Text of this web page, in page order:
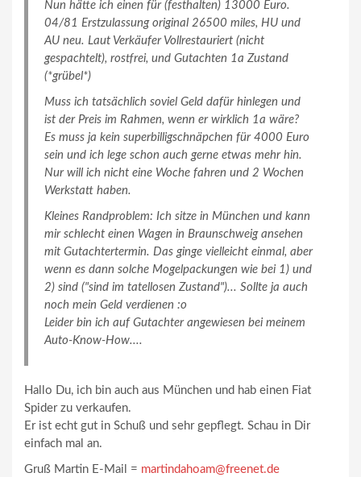
Nun hätte ich einen für (festhalten) 13000 Euro.
04/81 Erstzulassung original 26500 miles, HU und
AU neu. Laut Verkäufer Vollrestauriert (nicht
gespachtelt), rostfrei, und Gutachten 1a Zustand
(*grübel*)
Muss ich tatsächlich soviel Geld dafür hinlegen und
ist der Preis im Rahmen, wenn er wirklich 1a wäre?
Es muss ja kein superbilligschnäpchen für 4000 Euro
sein und ich lege schon auch gerne etwas mehr hin.
Nur will ich nicht eine Woche fahren und 2 Wochen
Werkstatt haben.
Kleines Randproblem: Ich sitze in München und kann
mir schlecht einen Wagen in Braunschweig ansehen
mit Gutachtertermin. Das ginge vielleicht einmal, aber
wenn es dann solche Mogelpackungen wie bei 1) und
2) sind ("sind im tatellosen Zustand")... Sollte ja auch
noch mein Geld verdienen :o
Leider bin ich auf Gutachter angewiesen bei meinem
Auto-Know-How....
Hallo Du, ich bin auch aus München und hab einen Fiat
Spider zu verkaufen.
Er ist echt gut in Schuß und sehr gepflegt. Schau in Dir
einfach mal an.
Gruß Martin E-Mail = martindahoam@freenet.de